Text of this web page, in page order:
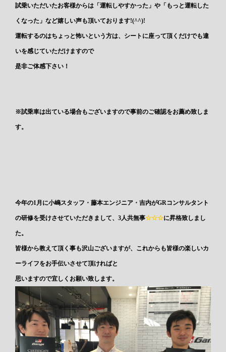
試乗いただいたお客様からは「運転しやすかった」や「もっと運転した
くなった」など嬉しい声も頂いております!(^^)!
運転するのはちょっと怖いという方は、シートに座って頂くだけでも違
いを感じていただけますので
是非ご体感下さい！
※試乗車は出ている場合もございますので事前のご確認をお薦め致しま
す。
今年の1月に小嶋スタッフ・藤本エンジニア・吉内がGRコンサルタント
の研修を受けさせていただきまして、3人共無事☆☆☆に昇格致しまし
た。
皆様から教えて頂く事も沢山ございますが、これからも皆様の楽しいカ
ーライフをお手伝いさせて頂ければと
思いますので宜しくお願い致します。